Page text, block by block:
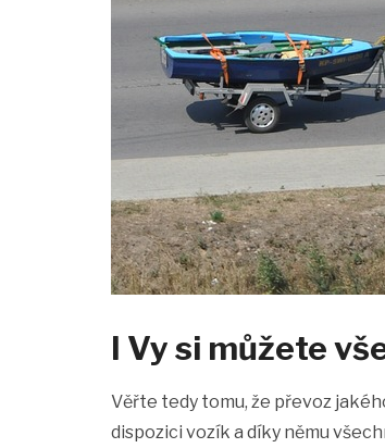
I Vy si můžete
Věřte tedy tomu, že převoz
dispozici vozík a díky němu